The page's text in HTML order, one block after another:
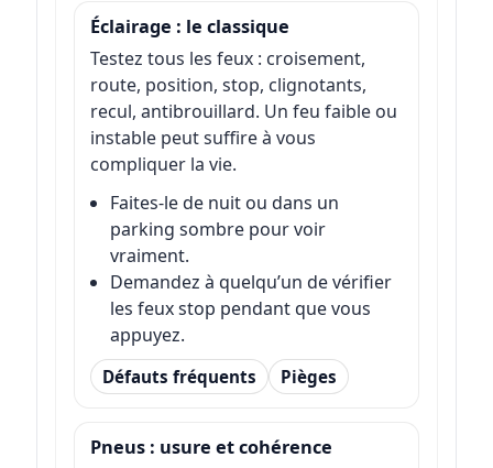
Éclairage : le classique
Testez tous les feux : croisement,
route, position, stop, clignotants,
recul, antibrouillard. Un feu faible ou
instable peut suffire à vous
compliquer la vie.
Faites-le de nuit ou dans un
parking sombre pour voir
vraiment.
Demandez à quelqu’un de vérifier
les feux stop pendant que vous
appuyez.
Défauts fréquents Pièges
Pneus : usure et cohérence